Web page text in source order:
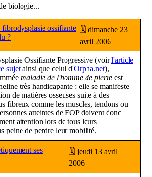
biologie...
fibrodysplasie ossifiante
?
🗓 dimanche 23
avril 2006
Ossifiante Progressive (voirl'article
sujet ainsi que celui d'Orpha.net),
maladie de l'homme de pierre est
très handicapante : elle se manifeste
de matières osseuses suite à des
fibreux comme les muscles, tendons ou
atteintes de FOP doivent donc
attention lors de tous leurs
peine de perdre leur mobilité.
ses
🗓 jeudi 13 avril
2006